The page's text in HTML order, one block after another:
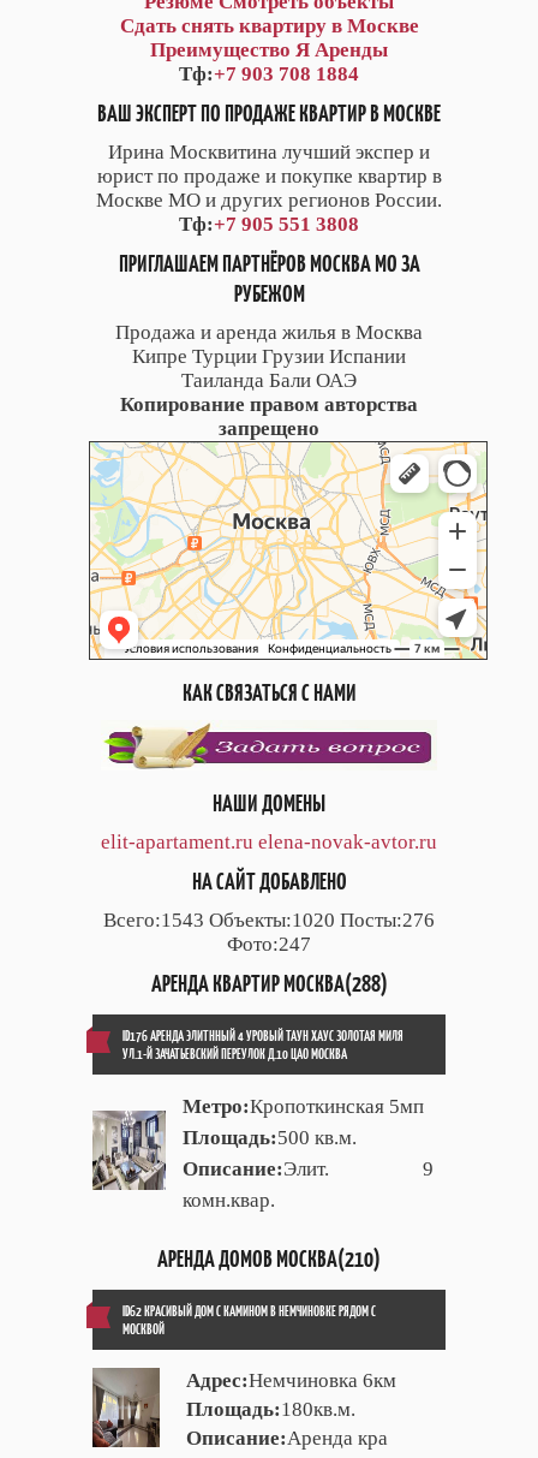
Сдать снять квартиру в Москве
Преимущество Я Аренды
Тф:+7 903 708 1884
ВАШ ЭКСПЕРТ ПО ПРОДАЖЕ КВАРТИР В МОСКВЕ
Ирина Москвитина лучший экспер и
юрист по продаже и покупке квартир в
Москве МО и других регионов России.
Тф:+7 905 551 3808
ПРИГЛАШАЕМ ПАРТНЁРОВ МОСКВА МО ЗА
РУБЕЖОМ
Продажа и аренда жилья в Москва
Кипре Турции Грузии Испании
Таиланда Бали ОАЭ
Копирование правом авторства
запрещено
КАК СВЯЗАТЬСЯ С НАМИ
НАШИ ДОМЕНЫ
elit-apartament.ru elena-novak-avtor.ru
НА САЙТ ДОБАВЛЕНО
Всего:1543 Объекты:1020 Посты:276
Фото:247
АРЕНДА КВАРТИР МОСКВА(288)
ID176 АРЕНДА ЭЛИТННЫЙ 4 УРОВЫЙ ТАУН ХАУС ЗОЛОТАЯ МИЛЯ
УЛ.1-Й ЗАЧАТЬЕВСКИЙ ПЕРЕУЛОК Д.10 ЦАО МОСКВА
Метро:Кропоткинская 5мп
Площадь:500 кв.м.
Описание:Элит. 9
комн.квар.
АРЕНДА ДОМОВ МОСКВА(210)
ID62 КРАСИВЫЙ ДОМ С КАМИНОМ В НЕМЧИНОВКЕ РЯДОМ С
МОСКВОЙ
Адрес:Немчиновка 6км
Площадь:180кв.м.
Описание:Аренда кра